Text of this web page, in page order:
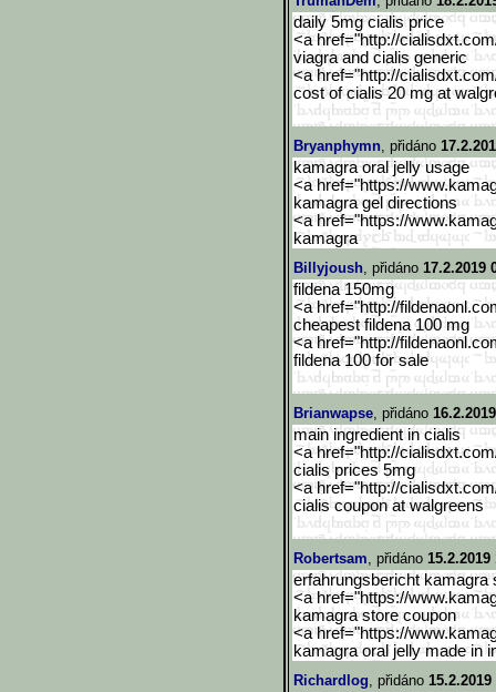
daily 5mg cialis price
<a href="http://
viagra and cialis generic
<a href="http://
cost of cialis 20 mg at
Bryanphymn, přidáno
kamagra oral jelly usage
<a href="https://
kamagra gel directions
<a href="https://
kamagra
Billyjoush, přidáno 17.2.2019
fildena 150mg
<a href="http://
cheapest fildena 100 mg
<a href="http://
fildena 100 for sale
Brianwapse, přidáno
main ingredient in cialis
<a href="http://
cialis prices 5mg
<a href="http://
cialis coupon at walgreens
Robertsam, přidáno 15.2.2019
erfahrungsbericht kamagra
<a href="https://
kamagra store coupon
<a href="https://
kamagra oral jelly made in
Richardlog, přidáno 15.2.2019